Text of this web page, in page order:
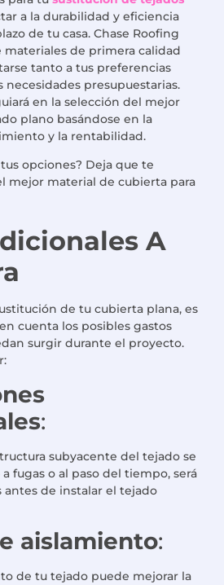
a la durabilidad y eficiencia
de tu casa. Chase Roofing
materiales de primera calidad
tanto a tus preferencias
necesidades presupuestarias.
en la selección del mejor
plano basándose en la
y la rentabilidad.
opciones? Deja que te
mejor material de cubierta para
A
de tu cubierta plana, es
cuenta los posibles gastos
surgir durante el proyecto.
:
subyacente del tejado se
fugas o al paso del tiempo, será
antes de instalar el tejado
aislamiento:
de tu tejado puede mejorar la